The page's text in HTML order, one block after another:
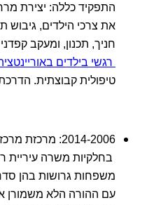
התפקיד כללה: יצירת
את צרכי הילדים, גיבוש
חניך, תכנון, ומעקב
רגשי בילדים
טיפולית קבוצתית.
2014-2006:
בחלקיות משרה עיריית
משפחות גרושות בהן
עם ההורה הלא משמורן